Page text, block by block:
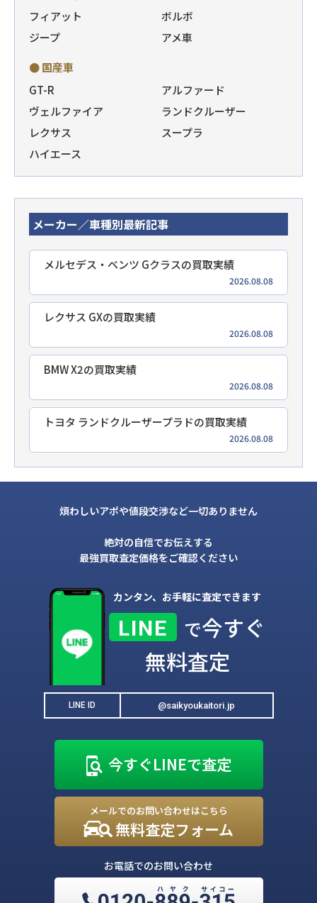
フィアット
ボルボ
ジープ
アメ車
● 国産車
GT-R
アルファード
ヴェルファイア
ランドクルーザー
レクサス
スープラ
ハイエース
メーカー／車種別最新記事
メルセデス・ベンツ Gクラスの買取実績
2026.08.08
レクサス GXの買取実績
2026.08.08
BMW X2の買取実績
2026.08.08
トヨタ ランドクルーザープラドの買取実績
2026.08.08
煩わしいアポや値段交渉など一切ありません
絶対の自信でお伝えする
最強買取査定価格をご確認ください
カンタン、お手軽に査定できます
LINE で今すぐ
無料査定
LINE ID @saikyoukaitori.jp
今すぐLINEで査定
メールでのお問い合わせはこちら
無料査定フォーム
お電話でのお問い合わせ